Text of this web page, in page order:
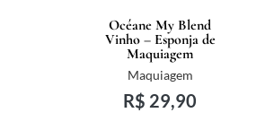
Océane My Blend
Vinho – Esponja de
Maquiagem
Maquiagem
R$ 29,90